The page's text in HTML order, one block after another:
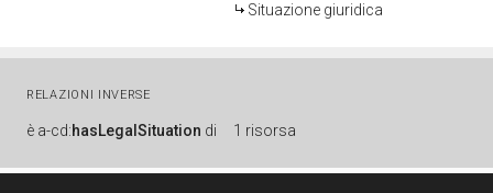
Situazione giuridica
RELAZIONI INVERSE
è a-cd:hasLegalSituation di 1 risorsa